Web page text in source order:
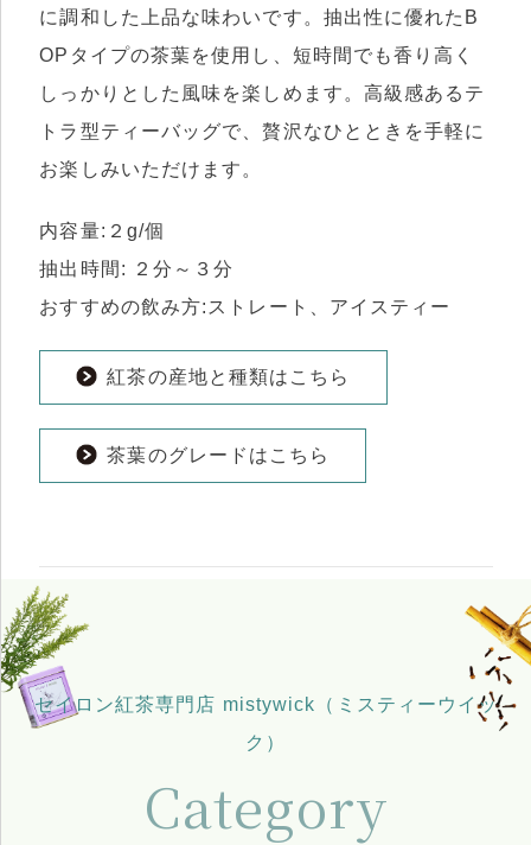
に調和した上品な味わいです。抽出性に優れたB
OPタイプの茶葉を使用し、短時間でも香り高く
しっかりとした風味を楽しめます。高級感あるテ
トラ型ティーバッグで、贅沢なひとときを手軽に
お楽しみいただけます。
内容量:２g/個
抽出時間: ２分～３分
おすすめの飲み方:ストレート、アイスティー
紅茶の産地と種類はこちら
茶葉のグレードはこちら
セイロン紅茶専門店 mistywick（ミスティーウイッ
ク）
Category